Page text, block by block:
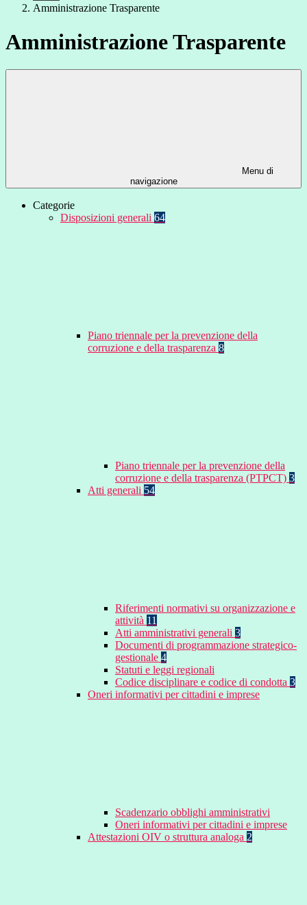
Amministrazione Trasparente
Amministrazione Trasparente
Menu di
navigazione
Categorie
Disposizioni generali 64
Piano triennale per la prevenzione della
corruzione e della trasparenza 8
Piano triennale per la prevenzione della
corruzione e della trasparenza (PTPCT) 3
Atti generali 54
Riferimenti normativi su organizzazione e
attività 11
Atti amministrativi generali 3
Documenti di programmazione strategico-
gestionale 4
Statuti e leggi regionali
Codice disciplinare e codice di condotta 3
Oneri informativi per cittadini e imprese
Scadenzario obblighi amministrativi
Oneri informativi per cittadini e imprese
Attestazioni OIV o struttura analoga 2